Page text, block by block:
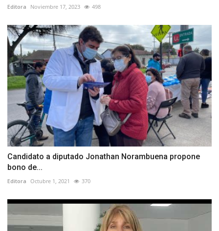
Editora Noviembre 17, 2023 498
Candidato a diputado Jonathan Norambuena propone
bono de...
Editora Octubre 1, 2021 370